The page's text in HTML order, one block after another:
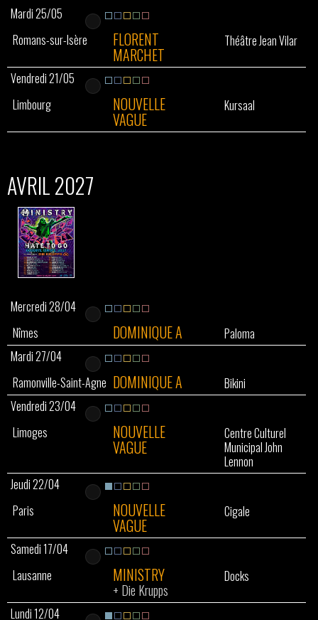
Mardi 25/05
Romans-sur-Isère
FLORENT
MARCHET
Théâtre Jean Vilar
Vendredi 21/05
Limbourg
NOUVELLE
VAGUE
Kursaal
AVRIL 2027
Mercredi 28/04
Nîmes
DOMINIQUE A
Paloma
Mardi 27/04
Ramonville-Saint-Agne DOMINIQUE A
Bikini
Vendredi 23/04
Limoges
NOUVELLE
VAGUE
Centre Culturel
Municipal John
Lennon
Jeudi 22/04
Paris
NOUVELLE
VAGUE
Cigale
Samedi 17/04
Lausanne
MINISTRY
+ Die Krupps
Docks
Lundi 12/04